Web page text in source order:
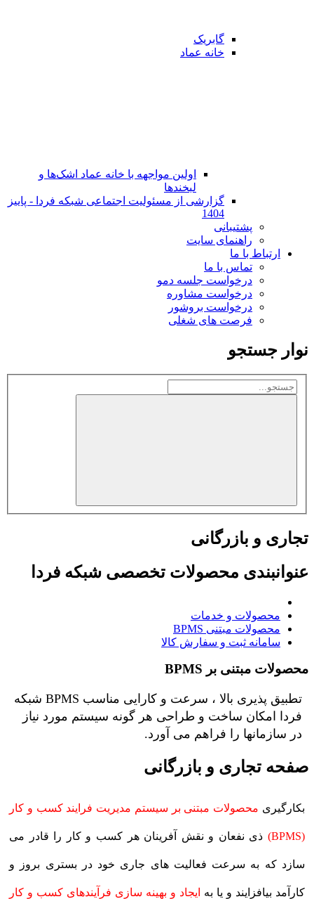
گابریک
خانه عماد
اولین مواجهه با خانه عماد اشک‌ها و
لبخندها
گزارشی از مسئولیت اجتماعی شبکه فردا - پاییز
1404
پشتیبانی
راهنمای سایت
ارتباط با ما
تماس با ما
در‌خواست جلسه دمو
درخواست مشاوره
درخواست بروشور
فرصت های شغلی
نوار جستجو
تجاری و بازرگانی
عنوانبندی محصولات تخصصی شبکه فردا
محصولات و خدمات
محصولات مبتنی BPMS
سامانه ثبت و سفارش کالا
محصولات مبتنی بر BPMS
تطبیق پذیری بالا ، سرعت و کارایی مناسب BPMS شبکه
فردا امکان ساخت و طراحی هر گونه سیستم مورد نیاز
در سازمانها را فراهم می آورد.
صفحه تجاری و بازرگانی
بکارگیری محصولات مبتنی بر سیستم مدیریت فرایند کسب و کار
(BPMS) ذی نفعان و نقش آفرینان هر کسب و کار را قادر می
سازد که به سرعت فعالیت های جاری خود در بستری بروز و
کارآمد بیافزایند و یا به ایجاد و بهینه سازی فرآیندهای کسب و کار